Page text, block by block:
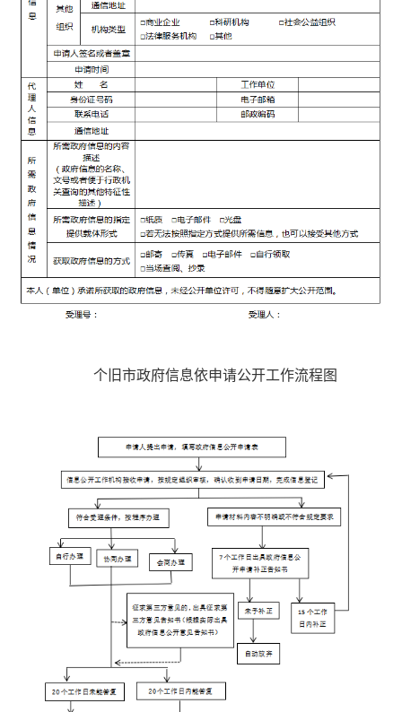
个旧市政府信息依申请公开工作流程图